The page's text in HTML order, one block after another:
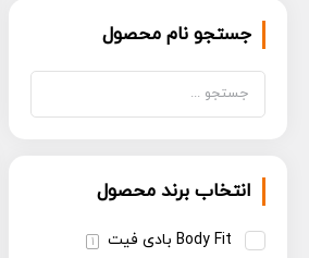
جستجو نام محصول
انتخاب برند محصول
Body Fit بادی فیت 1